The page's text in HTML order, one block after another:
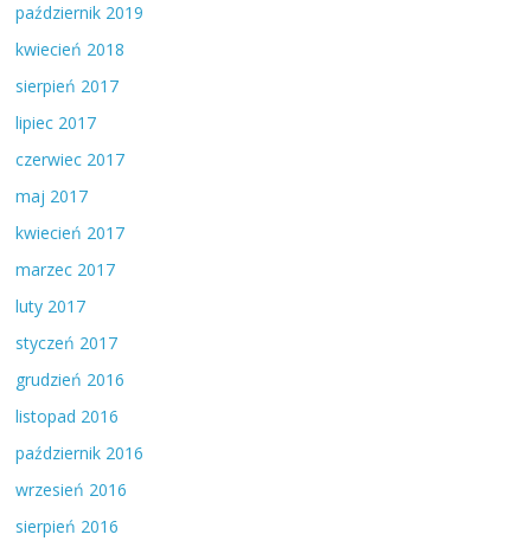
październik 2019
kwiecień 2018
sierpień 2017
lipiec 2017
czerwiec 2017
maj 2017
kwiecień 2017
marzec 2017
luty 2017
styczeń 2017
grudzień 2016
listopad 2016
październik 2016
wrzesień 2016
sierpień 2016